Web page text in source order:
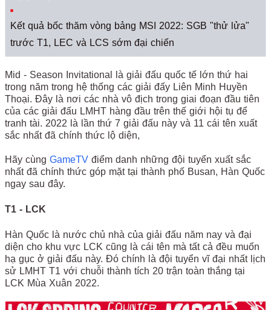
Kết quả bốc thăm vòng bảng MSI 2022: SGB "thử lửa"
trước T1, LEC và LCS sớm đại chiến
Mid - Season Invitational là giải đấu quốc tế lớn thứ hai
trong năm trong hệ thống các giải đấy Liên Minh Huyền
Thoại. Đây là nơi các nhà vô địch trong giai đoạn đầu tiên
của các giải đấu LMHT hàng đầu trên thế giới hội tụ để
tranh tài. 2022 là lần thứ 7 giải đấu này và 11 cái tên xuất
sắc nhất đã chính thức lộ diện,
Hãy cùng GameTV điểm danh những đội tuyển xuất sắc
nhất đã chính thức góp mặt tại thành phố Busan, Hàn Quốc
ngay sau đây.
T1 - LCK
Hàn Quốc là nước chủ nhà của giải đấu năm nay và đại
diện cho khu vực LCK cũng là cái tên mà tất cả đều muốn
hạ gục ở giải đấu này. Đó chính là đội tuyển vĩ đại nhất lịch
sử LMHT T1 với chuỗi thành tích 20 trận toàn thắng tại
LCK Mùa Xuân 2022.